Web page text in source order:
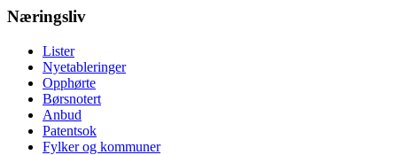
Næringsliv
Lister
Nyetableringer
Opphørte
Børsnotert
Anbud
Patentsok
Fylker og kommuner